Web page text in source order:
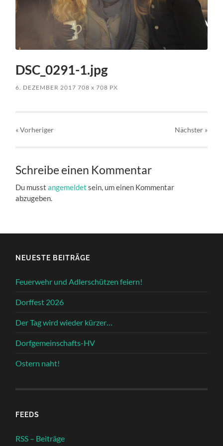
DSC_0291-1.jpg
6. DEZEMBER 2017 708x 708 PX
« Vorheriger Nächster »
Schreibe einen Kommentar
Du musstangemeldet sein, um einen Kommentar
abzugeben.
NEUESTE BEITRÄGE
Feuerwehr und Adlerschützen feiern!
Dorffest 2026
Der Tag wird wieder kürzer…
Dorfgemeinschafts-HV
Ostern naht!
FEEDS
RSS – Beiträge